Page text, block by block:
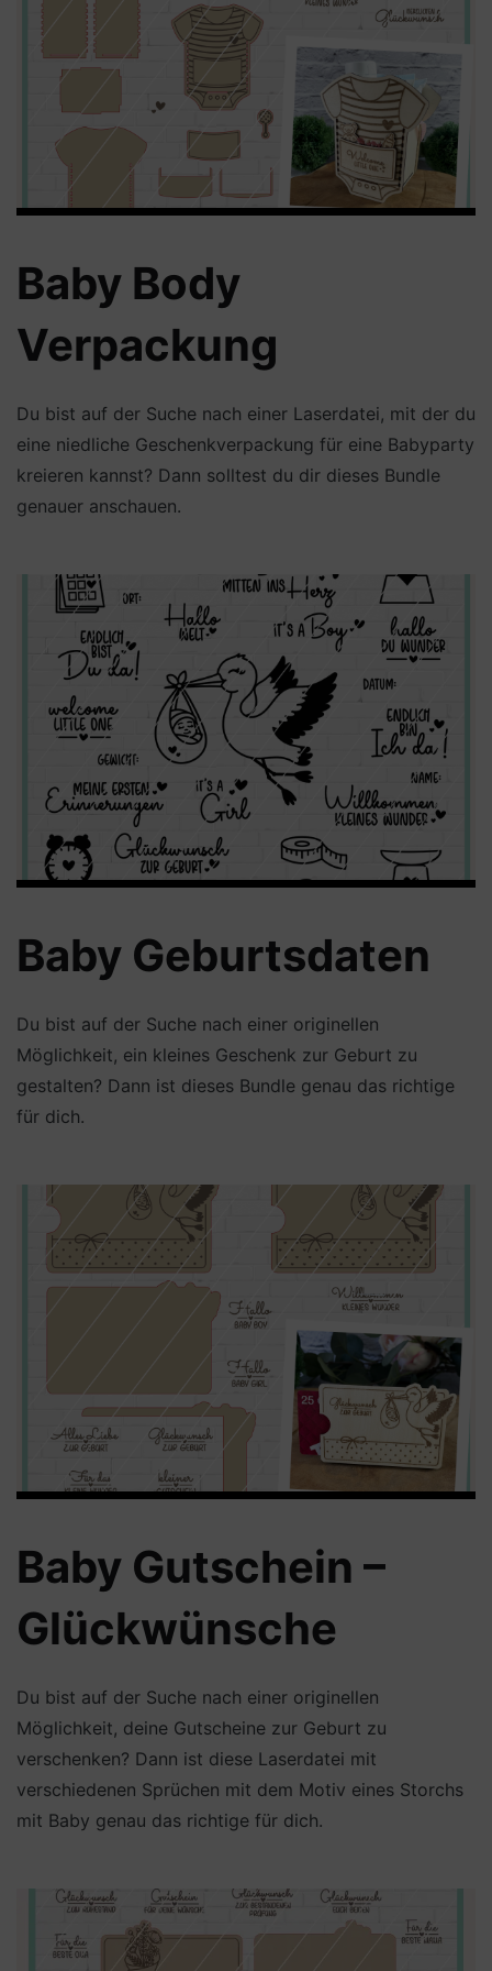
Baby Body
Verpackung
Du bist auf der Suche nach einer Laserdatei, mit der du
eine niedliche Geschenkverpackung für eine Babyparty
kreieren kannst? Dann solltest du dir dieses Bundle
genauer anschauen.
Baby Geburtsdaten
Du bist auf der Suche nach einer originellen
Möglichkeit, ein kleines Geschenk zur Geburt zu
gestalten? Dann ist dieses Bundle genau das richtige
für dich.
Baby Gutschein –
Glückwünsche
Du bist auf der Suche nach einer originellen
Möglichkeit, deine Gutscheine zur Geburt zu
verschenken? Dann ist diese Laserdatei mit
verschiedenen Sprüchen mit dem Motiv eines Storchs
mit Baby genau das richtige für dich.